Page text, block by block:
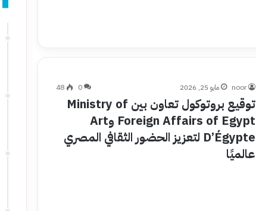
noor مايو 25, 2026 0
48
توقيع بروتوكول تعاون بين Ministry of
Foreign Affairs of Egypt وArt
D’Égypte لتعزيز الحضور الثقافي المصري
عالميًا